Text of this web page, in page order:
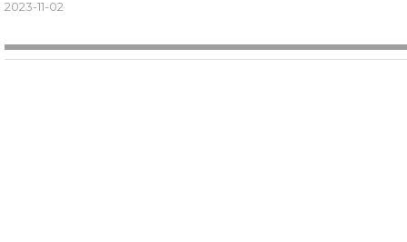
2023-11-02